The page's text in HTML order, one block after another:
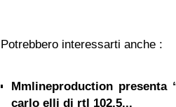
Potrebbero interessarti anche :
Mmlineproduction
carlo elli di rtl 102,5...